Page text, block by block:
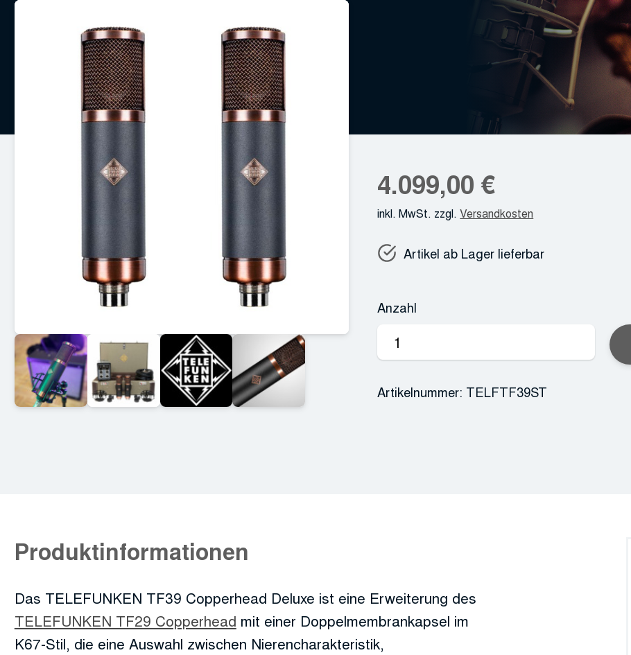
4.099,00€
inkl. MwSt. zzgl.Versandkosten
Artikel ab Lager lieferbar
Anzahl
Telefunken
TF39
Deluxe
Artikelnummer: TELFTF39ST
Produktinformationen
Das TELEFUNKEN TF39 Copperhead Deluxe ist eine Erweiterung des
TELEFUNKEN TF29 Copperhead mit einer Doppelmembrankapsel im
K67-Stil, die eine Auswahl zwischen Nierencharakteristik,